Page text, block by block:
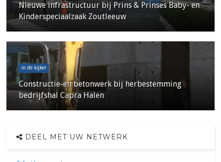
Nieuwe infrastructuur bij Prins & Prinses Baby- en
Kinderspeciaalzaak Zoutleeuw
in de kijker
Constructie-en betonwerk bij herbestemming
bedrijfshal Capra Halen
DEEL MET UW NETWERK